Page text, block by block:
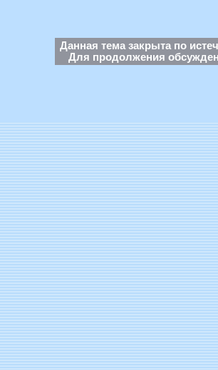
Данная тема закрыта по
Для продолжения